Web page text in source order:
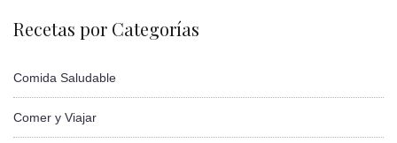
Recetas por Categorías
Comida Saludable
Comer y Viajar